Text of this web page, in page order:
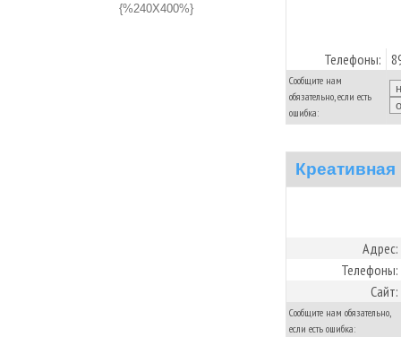
{%240X400%}
Телефоны:
Сообщите нам
обязательно, если есть
ошибка:
Креативная
Адрес:
Телефоны:
Сайт:
Сообщите нам обязательно,
если есть ошибка: